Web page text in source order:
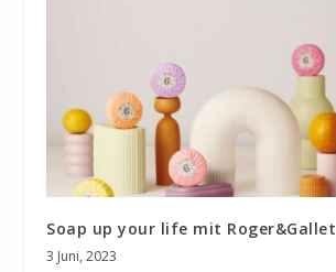
Soap up your life mit Roger&Gallet
3 Juni, 2023